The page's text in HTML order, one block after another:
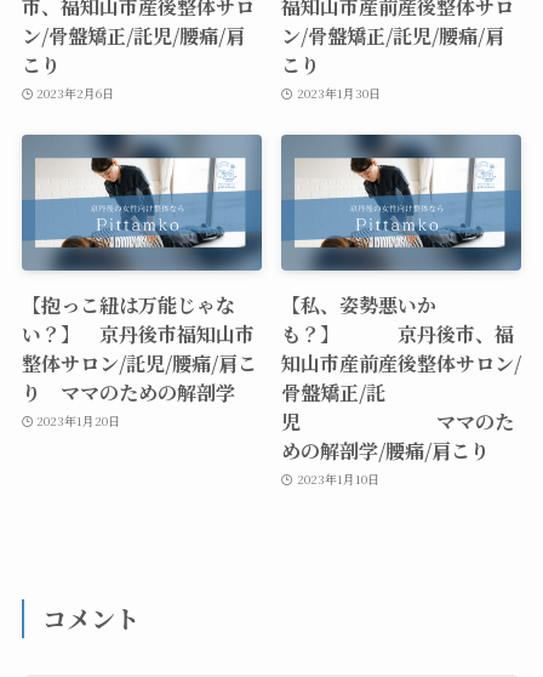
ン/骨盤矯正/託児/腰痛/肩
こり
2023年2月6日
ン/骨盤矯正/託児/腰痛/肩
こり
2023年1月30日
【抱っこ紐は万能じゃな
い？】 京丹後市福知山市
整体サロン/託児/腰痛/肩こ
り ママのための解剖学
2023年1月20日
【私、姿勢悪いか
も？】 京丹後市、福
知山市産前産後整体サロン/
骨盤矯正/託
児 ママのた
めの解剖学/腰痛/肩こり
2023年1月10日
コメント